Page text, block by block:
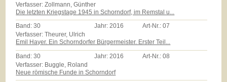
Verfasser: Zollmann, Günther
Die letzten Kriegstage 1945 in Schorndorf, im Remstal u...
Band:30 Jahr:2016 Art-Nr.:07
Verfasser: Theurer, Ulrich
Emil Hayer. Ein Schorndorfer Bürgermeister. Erster Teil...
Band:30 Jahr: 2016 Art-Nr.:08
Verfasser: Buggle, Roland
Neue römische Funde in Schorndorf